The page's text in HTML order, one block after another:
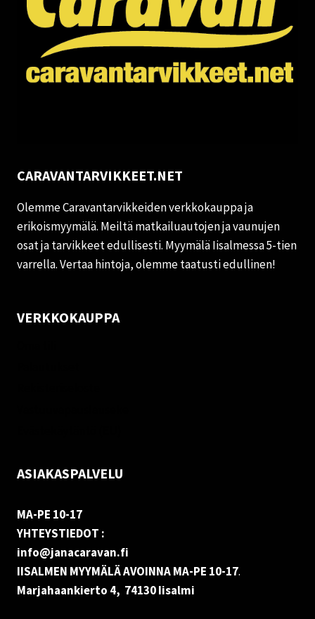
CARAVANTARVIKKEET.NET
Olemme Caravantarvikkeiden verkkokauppa ja
erikoismyymälä. Meiltä matkailuautojen ja vaunujen
osat ja tarvikkeet edullisesti. Myymälä Iisalmessa 5-tien
varrella. Vertaa hintoja, olemme taatusti edullinen!
VERKKOKAUPPA
ASIAKASPALVELU
MA-PE 10-17
YHTEYSTIEDOT :
info@janacaravan.fi
IISALMEN MYYMÄLÄ AVOINNA MA-PE 10-17.
Marjahaankierto 4, 74130 Iisalmi